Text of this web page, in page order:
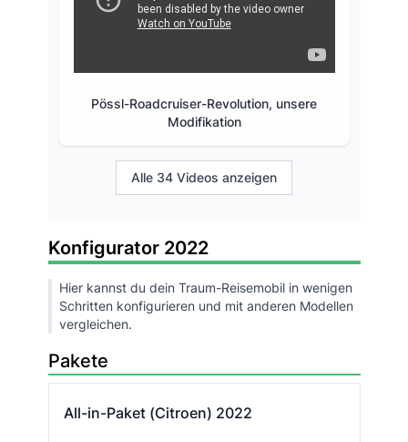
Pössl-Roadcruiser-Revolution, unsere
Modifikation
Alle 34 Videos anzeigen
Konfigurator 2022
Hier kannst du dein Traum-Reisemobil in wenigen
Schritten konfigurieren und mit anderen Modellen
vergleichen.
Pakete
All-in-Paket (Citroen) 2022